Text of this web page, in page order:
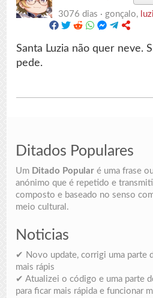
3076 dias · gonçalo,
Santa Luzia não quer neve.
pede.
Ditados Populares
Um Ditado Popular é uma frase
anónimo que é repetido e
composto e baseado no senso
meio cultural.
Noticias
✔ Novo update, corrigi uma parte
mais rápis
✔ Atualizei o código e uma parte
para ficar mais rápida e funcionar